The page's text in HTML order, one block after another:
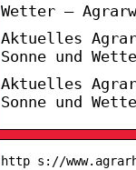
Wetter –
Aktuelles
Sonne und
Aktuelles
Sonne und
http s://